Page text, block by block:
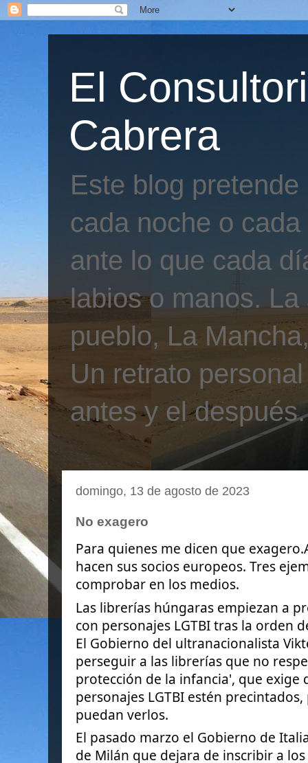
El
Cabrera
Este blog
cada noche o
ante lo que cada
labios o manos.
pueblo, La
Un retrato
antes y el después.
domingo, 13 de agosto de 2023
No exagero
Para quienes me dicen que
hacen sus socios europeos. Tres
comprobar en los medios.
Las librerías húngaras empiezan a
con personajes LGTBI tras la orden
El Gobierno del ultranacionalista
perseguir a las librerías que no
protección de la infancia', que exige
personajes LGTBI estén
puedan verlos.
El pasado marzo el Gobierno de
de Milán que dejara de inscribir a